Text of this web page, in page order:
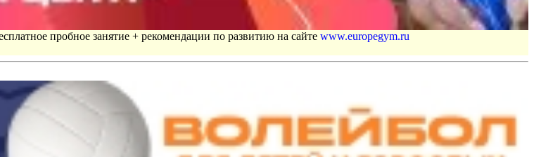
пробное занятие + рекомендации по развитию на сайте www.europegym.ru